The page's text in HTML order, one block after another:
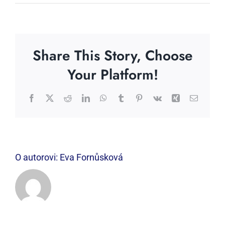
textu
Share This Story, Choose
Your Platform!
Facebook
X RedditLinkedInWhatsApp
TumblrPinterest
Vk Xing E-
O autorovi: Eva Fornůsková